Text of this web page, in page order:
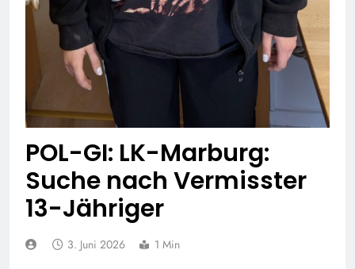
74-jähriger Claus-Peter
H. weiterhin vermisst –
Erneute Veröffentlichung
eines Fotos
6. August 2026
POL-GI: LK-Marburg:
Suche nach Vermisster
13-Jähriger
3. Juni 2026 1 Min